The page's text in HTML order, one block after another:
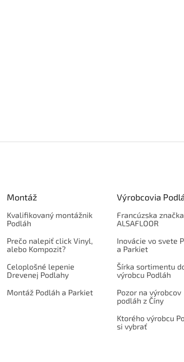
Montáž
Kvalifikovaný montážnik
Podláh
Prečo nalepiť click Vinyl,
alebo Kompozit?
Celoplošné lepenie
Drevenej Podlahy
Montáž Podláh a Parkiet
Výrobcovia
Francúzska značka
ALSAFLOOR
Inovácie vo svete
a Parkiet
Šírka sortimentu
výrobcu Podláh
Pozor na výrobcov
podláh z Číny
Ktorého výrobcu
si vybrať